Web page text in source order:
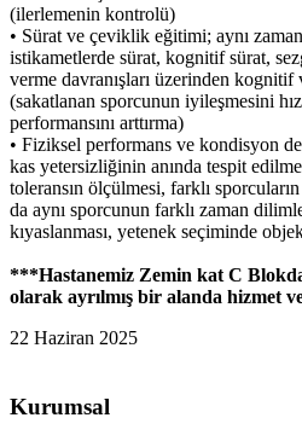
(ilerlemenin kontrolü)
• Sürat ve çeviklik eğitimi; aynı
istikametlerde sürat, kognitif sürat,
verme davranışları üzerinden
(sakatlanan sporcunun iyileşmesini
performansını arttırma)
• Fiziksel performans ve kondisyon
kas yetersizliğinin anında tespit
toleransın ölçülmesi, farklı
da aynı sporcunun farklı zaman
kıyaslanması, yetenek seçiminde
***Hastanemiz Zemin kat C
olarak ayrılmış bir alanda hizmet
22 Haziran 2025
Kurumsal